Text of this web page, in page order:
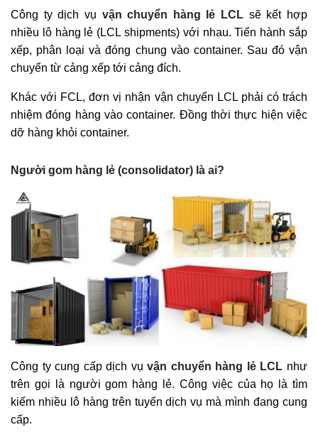
Công ty dịch vụ vận chuyển hàng lẻ LCL sẽ kết hợp
nhiều lô hàng lẻ (LCL shipments) với nhau. Tiến hành sắp
xếp, phân loại và đóng chung vào container. Sau đó vận
chuyển từ cảng xếp tới cảng đích.
Khác với FCL, đơn vị nhận vận chuyển LCL phải có trách
nhiệm đóng hàng vào container. Đồng thời thực hiện việc
dỡ hàng khỏi container.
Người gom hàng lẻ (consolidator) là ai?
Công ty cung cấp dịch vụvận chuyển hàng lẻ LCL như
trên gọi là người gom hàng lẻ. Công việc của họ là tìm
kiếm nhiều lô hàng trên tuyến dịch vụ mà mình đang cung
cấp.